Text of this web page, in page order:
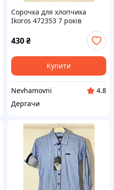
Сорочка для хлопчика
Ikoros 472353 7 років
430₴
Купити
Nevhamovni
4.8
Дергачи